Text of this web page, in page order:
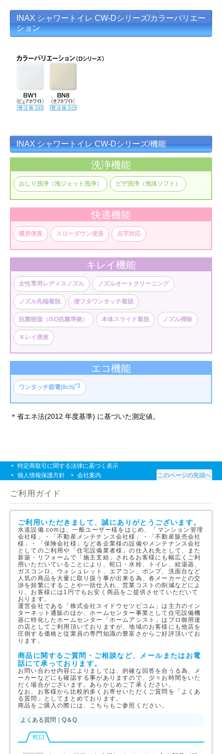
INAX シャワートイレ CW-Dシリーズ/カラーバリエー
ション
INAX シャワートイレ CW-Dシリーズ/機能
洗浄機能
おしり洗浄（泡ジェット洗浄） ビデ洗浄（泡沫ソフト）
快適機能
暖房便座 スローダウン便座 点字対応
キレイ機能
女性専用レディスノズル ノズルオートクリーニング
ノズル先端着脱 便フタワンタッチ着脱
抗菌樹脂（ISO抗菌準拠） 本体スライド着脱 ノズル掃除
キレイ便座
エコ機能
ワンタッチ節電(8ch)*1
＊省エネ法(2012 年度基準) に基づいた測定値。
特定商取引に関する法律に基づく表示
個人情報保護方針
会社案内 このページの先頭へ
ご利用ガイド
ご利用いただきまして、誠にありがとうございます。
水道設備.comは、一般ユーザー様をはじめ、「マンション管理
会社様」・「不動産メンテナンス会社様」・「不動産販売会社
様」・「保険会社様」など各企業様の設備やメンテナンス会社
としてのご利用や「住宅設備業者様」の仕入れ先として、また
新築・リフォームで「施主支給」されるお客様にも幅広くご利
用いただいていることにより、蛇口・水栓、トイレ、給湯器、
ガスコンロ、ウォシュレット、エアコン、ポンプ、洗面台など
人気の商品を大量に取り扱う事が出来る為、各メーカーとの交
渉を頻繁にすることや一括仕入れ、営業コストの削減などによ
り、お客様には1円でもお安く商品をご提供させていただいて
おります。
運営会社である「株式会社スイドウセツビコム」は主力のイン
ターネット通販のほか、ホームセンター事業として住宅設備機
器に特化したホームセンター「ホームアシスト」はプロ御用達
の店としてご利用頂いておりますが、地域のお客様にも他店を
圧倒する価格と従業員の専門知識の豊富さからご好評頂いてお
ります。
商品に関するご質問・ご相談など、メールまたはお電
話にて承っております。
お問い合わせ内容によりましては、的確な回答を合うる為、メ
ーカーなどにも確認する事がありますので、少々お時間をいた
だく場合がございます。あらかじめご了承ください。
なお、お客様から比較的多くお寄せいただくご質問を「よくあ
る質問」としてまとめております。
商品をご購入の際には、こちらもご参照ください。
よくある質問｜Q＆Q
蛇口